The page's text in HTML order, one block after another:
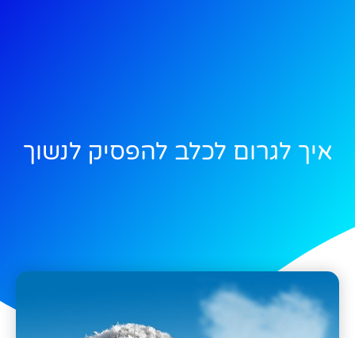
איך לגרום לכלב להפסיק לנשוך